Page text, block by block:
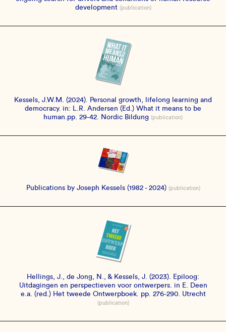
development (publication)
Kessels, J.W.M. (2024). Personal growth, lifelong learning and
democracy. in: L.R. Andersen (Ed.) What it means to be
human.pp. 29-42. Nordic Bildung (publication)
Publications by Joseph Kessels (1982 - 2024) (publication)
Hellings, J., de Jong, N., & Kessels, J. (2023). Epiloog:
Uitdagingen en perspectieven voor ontwerpers. in E. Deen
e.a. (red.) Het tweede Ontwerpboek. pp. 276-290. Utrecht
(publication)